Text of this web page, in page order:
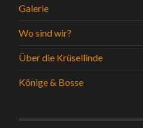
Galerie
Wo sind wir?
Über die Krüsellinde
Könige & Bosse